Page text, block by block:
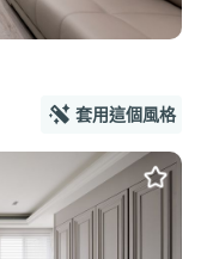
套用這個風格